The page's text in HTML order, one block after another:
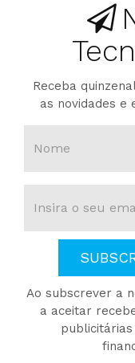
Receba
as novidades e
Ao subscrever a
a aceitar